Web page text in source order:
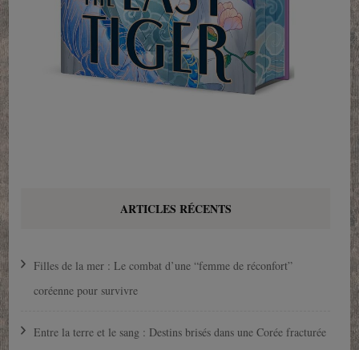
ARTICLES RÉCENTS
Filles de la mer : Le combat d’une “femme de réconfort”
coréenne pour survivre
Entre la terre et le sang : Destins brisés dans une Corée fracturée